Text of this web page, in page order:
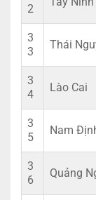
2
3
3
Thái
3
4
Lào Cai
3
5
Nam
3
6
Quảng